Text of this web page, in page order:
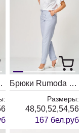
Брюки Rumoda 2296 голубой
Размеры:
48,50,52,54,56
167 бел.руб